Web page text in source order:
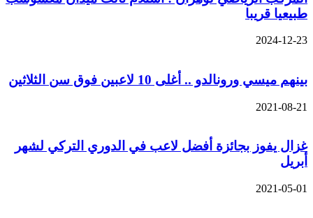
طبيعيا قريبا
2024-12-23
بينهم ميسي ورونالدو .. أغلى 10 لاعبين فوق سن الثلاثين
2021-08-21
غزال يفوز بجائزة أفضل لاعب في الدوري التركي لشهر
أبريل
2021-05-01